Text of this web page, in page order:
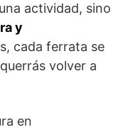
actividad, sino
y
cada ferrata se
volver a
en